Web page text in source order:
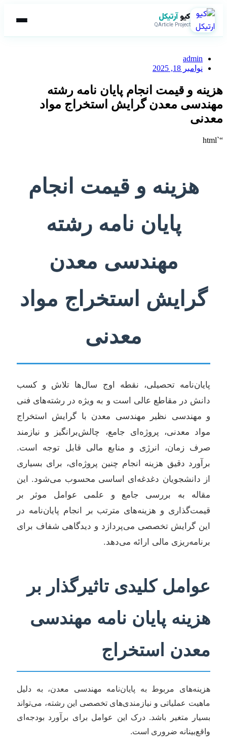
کیوآرتیکل
QArticle Project
admin
نوامبر 18, 2025
هزینه و قیمت انجام پایان نامه رشته
مهندسی معدن گرایش استخراج مواد
معدنی
“`html
هزینه و قیمت انجام
پایان نامه رشته
مهندسی معدن
گرایش استخراج مواد
معدنی
پایان‌نامه تحصیلی، نقطه اوج سال‌ها تلاش و کسب
دانش در مقاطع عالی است و به ویژه در رشته‌های فنی
و مهندسی نظیر مهندسی معدن با گرایش استخراج
مواد معدنی، پروژه‌ای جامع، چالش‌برانگیز و نیازمند
صرف زمان، انرژی و منابع مالی قابل توجه است.
برآورد دقیق هزینه انجام چنین پروژه‌ای، برای بسیاری
از دانشجویان دغدغه‌ای اساسی محسوب می‌شود. این
مقاله به بررسی جامع و علمی عوامل موثر بر
قیمت‌گذاری و هزینه‌های مترتب بر انجام پایان‌نامه در
این گرایش تخصصی می‌پردازد و دیدگاهی شفاف برای
برنامه‌ریزی مالی ارائه می‌دهد.
عوامل کلیدی تاثیرگذار بر
هزینه پایان نامه مهندسی
معدن استخراج
هزینه‌های مربوط به پایان‌نامه مهندسی معدن، به دلیل
ماهیت عملیاتی و نیازمندی‌های تخصصی این رشته، می‌تواند
بسیار متغیر باشد. درک این عوامل برای برآورد بودجه‌ای
واقع‌بینانه ضروری است.